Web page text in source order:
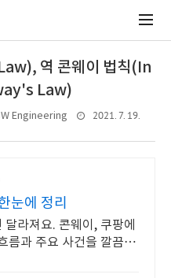
역 콘웨이 법칙(In
Law)
Engineering 2021. 7. 19.
눈에 정리
라져요. 콘웨이, 쿠팡에
름과 주요 사건을 깔끔하